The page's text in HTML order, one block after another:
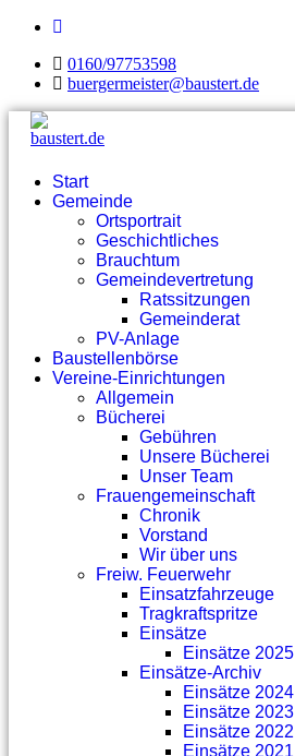
0160/97753598
buergermeister@baustert.de
Start
Gemeinde
Ortsportrait
Geschichtliches
Brauchtum
Gemeindevertretung
Ratssitzungen
Gemeinderat
PV-Anlage
Baustellenbörse
Vereine-Einrichtungen
Allgemein
Bücherei
Gebühren
Unsere Bücherei
Unser Team
Frauengemeinschaft
Chronik
Vorstand
Wir über uns
Freiw. Feuerwehr
Einsatzfahrzeuge
Tragkraftspritze
Einsätze
Einsätze 2025
Einsätze-Archiv
Einsätze 2024
Einsätze 2023
Einsätze 2022
Einsätze 2021